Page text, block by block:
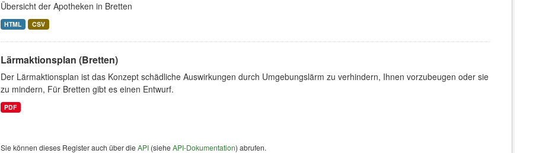
Übersicht der Apotheken in Bretten
HTML CSV
Lärmaktionsplan (Bretten)
Der Lärmaktionsplan ist das Konzept schädliche Auswirkungen durch Umgebungslärm zu verhindern, Ihnen vorzubeugen oder sie
zu mindern, Für Bretten gibt es einen Entwurf.
PDF
Sie können dieses Register auch über dieAPI(sieheAPI-Dokumentation) abrufen.